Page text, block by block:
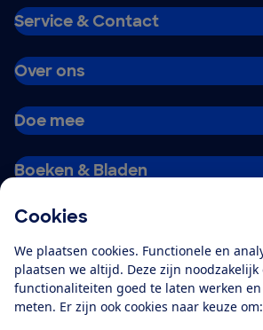
Cookies
We plaatsen cookies. Functionele en
plaatsen we altijd. Deze zijn
functionaliteiten goed te laten werken
meten. Er zijn ook cookies naar keuze om:
Service & Contact
Over ons
Doe mee
Boeken & Bladen
Alles over de